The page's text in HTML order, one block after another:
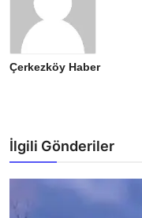
Çerkezköy Haber
İlgili Gönderiler